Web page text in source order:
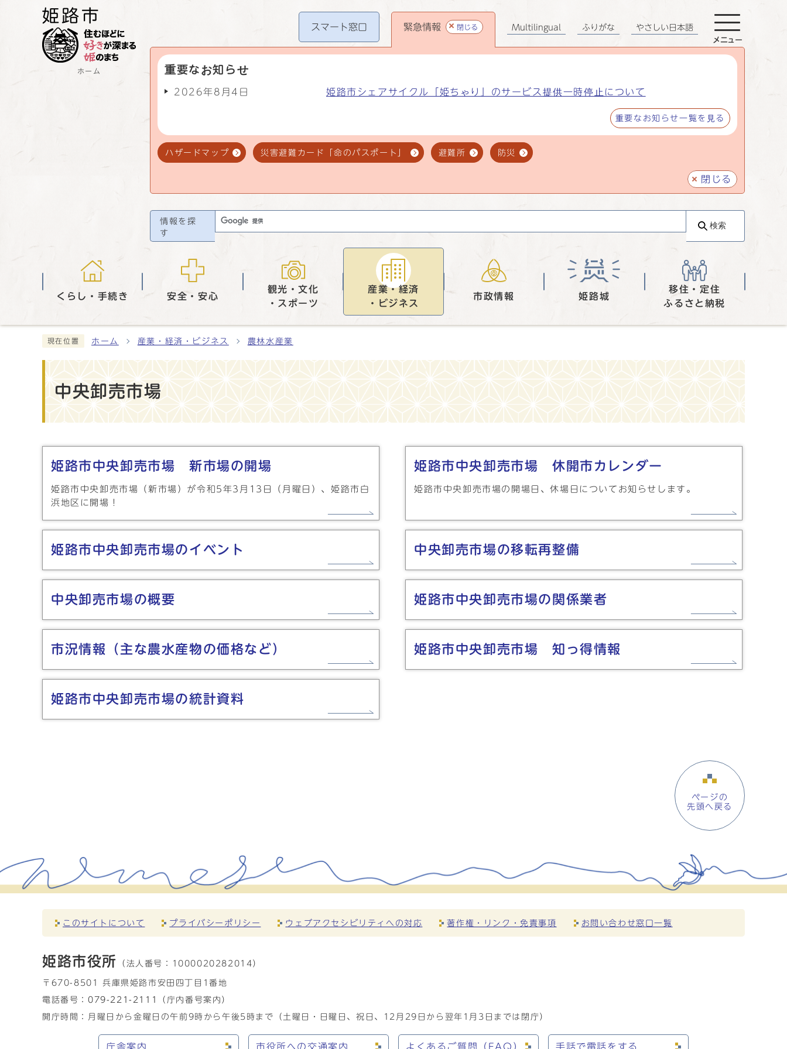
ホーム
スマート窓口 緊急情報 閉じる
重要なお知らせ
2026年8月4日 姫路市シェアサイクル「姫ちゃり」のサービス提供一時停止について
重要なお知らせ一覧を見る
ハザードマップ 災害避難カード「命のパスポート」 避難所 防災
閉じる
Multilingual ふりがな やさしい日本語
メニュー
情報を探
す
検索
くらし・手続き 安全・安心
観光・文化
・スポーツ
産業・経済
・ビジネス
市政情報 姫路城
移住・定住
ふるさと納税
現在位置 ホーム 産業・経済・ビジネス 農林水産業
中央卸売市場
姫路市中央卸売市場 新市場の開場
姫路市中央卸売市場（新市場）が令和5年3月13日（月曜日）、姫路市白
浜地区に開場！
姫路市中央卸売市場 休開市カレンダー
姫路市中央卸売市場の開場日、休場日についてお知らせします。
姫路市中央卸売市場のイベント 中央卸売市場の移転再整備
中央卸売市場の概要 姫路市中央卸売市場の関係業者
市況情報（主な農水産物の価格など） 姫路市中央卸売市場 知っ得情報
姫路市中央卸売市場の統計資料
ページの
先頭へ戻る
このサイトについて プライバシーポリシー ウェブアクセシビリティへの対応 著作権・リンク・免責事項 お問い合わせ窓口一覧
姫路市役所 （法人番号： 1000020282014）
〒670-8501 兵庫県姫路市安田四丁目1番地
電話番号： 079-221-2111
（庁内番号案内）
開庁時間：月曜日から金曜日の午前9時から午後5時まで（土曜日・日曜日、祝日、12月29日から翌年1月3日までは閉庁）
庁舎案内 市役所への交通案内 よくあるご質問（FAQ） 手話で電話をする